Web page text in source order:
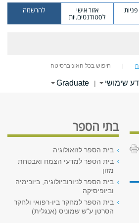
אזור אישי
לסטודנטים.יות
להרשמה
חיפוש בכל האוניברסיטה
שימושי |
Graduate
בתי הספר
בית הספר לזואולוגיה
בית הספר למדעי הצמח ואבטחת
מזון
בית הספר לניורוביולוגיה, ביוכימיה
וביופיסיקה
בית הספר למחקר ביו-רפואי ולחקר
הסרטן ע"ש שמוניס (אנגלית)